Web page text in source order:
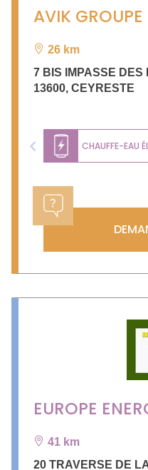
AVIK GROUPE
26 km
7 BIS IMPASSE DES
13600, CEYRESTE
CHAUFFE-EAU
Previous
EUROPE
41 km
20 TRAVERSE DE